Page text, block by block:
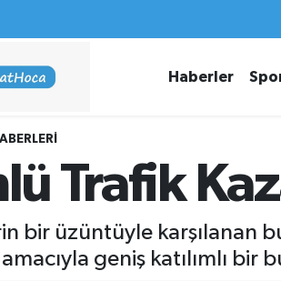
Haberler
Trafik
bir üzüntüyle karşılanan
geniş katılımlı
Haritası